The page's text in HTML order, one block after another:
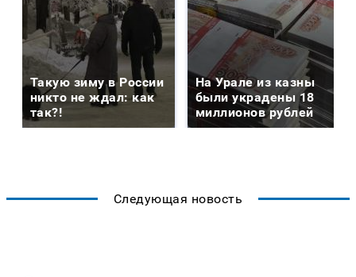
Такую зиму в России
никто не ждал: как
так?!
На Урале из казны
были украдены 18
миллионов рублей
Следующая новость